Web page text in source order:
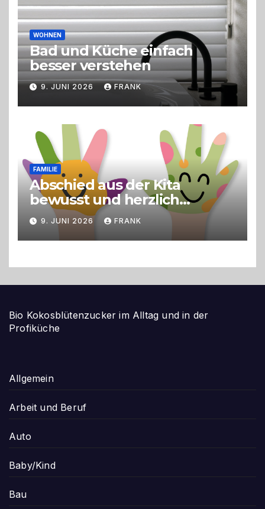
WOHNEN
Bad und Küche einfach
besser verstehen
9. JUNI 2026 FRANK
FAMILIE
Abschied aus der Kita
bewusst und herzlich
gestalten
9. JUNI 2026 FRANK
Bio Kokosblütenzucker im Alltag und in der
Profiküche
Allgemein
Arbeit und Beruf
Auto
Baby/Kind
Bau